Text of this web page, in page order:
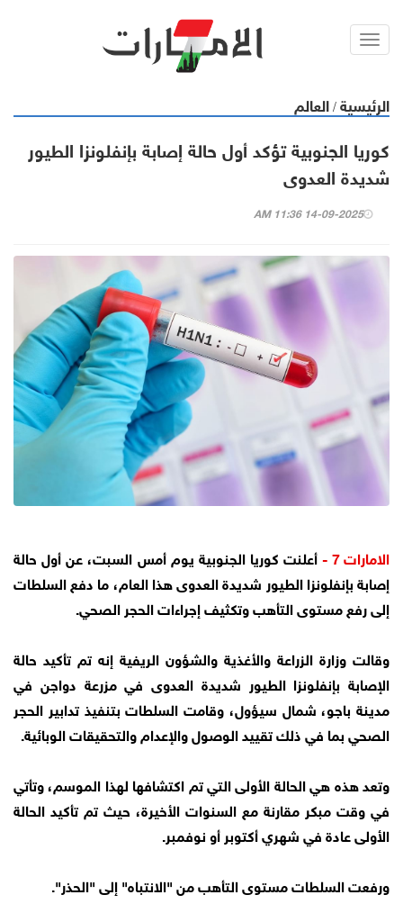
Toggl
الرئيسية / العالم
كوريا الجنوبية تؤكد أول حالة إصابة بإنفلونزا الطيور
شديدة العدوى
14-09-2025 11:36 AM
الامارات 7 -
أعلنت كوريا الجنوبية يوم أمس السبت، عن أول حالة
إصابة بإنفلونزا الطيور شديدة العدوى هذا العام، ما دفع السلطات
إلى رفع مستوى التأهب وتكثيف إجراءات الحجر الصحي.
وقالت وزارة الزراعة والأغذية والشؤون الريفية إنه تم تأكيد حالة
الإصابة بإنفلونزا الطيور شديدة العدوى في مزرعة دواجن في
مدينة باجو، شمال سيؤول، وقامت السلطات بتنفيذ تدابير الحجر
الصحي بما في ذلك تقييد الوصول والإعدام والتحقيقات الوبائية.
وتعد هذه هي الحالة الأولى التي تم اكتشافها لهذا الموسم، وتأتي
في وقت مبكر مقارنة مع السنوات الأخيرة، حيث تم تأكيد الحالة
الأولى عادة في شهري أكتوبر أو نوفمبر.
ورفعت السلطات مستوى التأهب من "الانتباه" إلى "الحذر".